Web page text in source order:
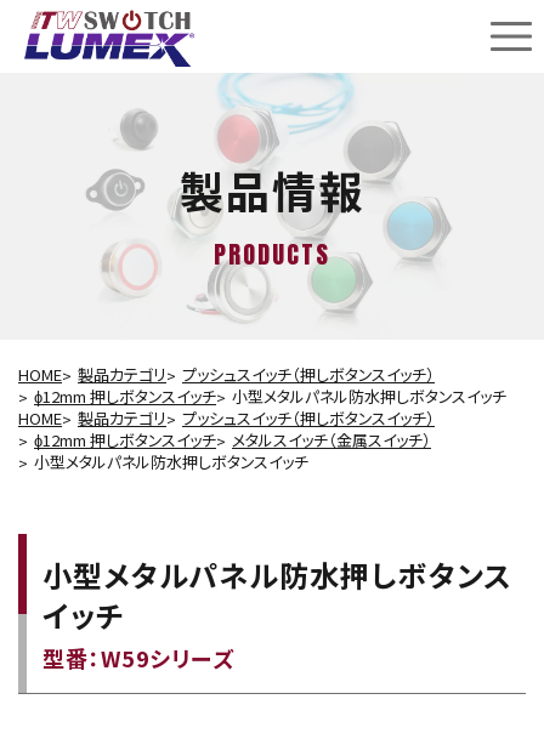
製品情報
PRODUCTS
HOME 製品カテゴリ
プッシュスイッチ（押しボタンスイッチ）
ɸ12mm 押しボタンスイッチ
小型メタルパネル防水押しボタンスイッチ
HOME
製品カテゴリ
プッシュスイッチ（押しボタンスイッチ）
ɸ12mm 押しボタンスイッチ
メタルスイッチ（金属スイッチ）
小型メタルパネル防水押しボタンスイッチ
小型メタルパネル防水押しボタンス
イッチ
型番：W59シリーズ